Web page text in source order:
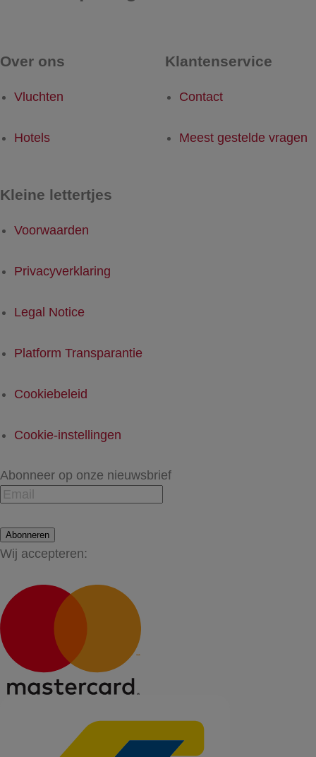
Over ons
Vluchten
Hotels
Klantenservice
Contact
Meest gestelde vragen
Kleine lettertjes
Voorwaarden
Privacyverklaring
Legal Notice
Platform Transparantie
Cookiebeleid
Cookie-instellingen
Abonneer op onze nieuwsbrief
Abonneren
Wij accepteren: